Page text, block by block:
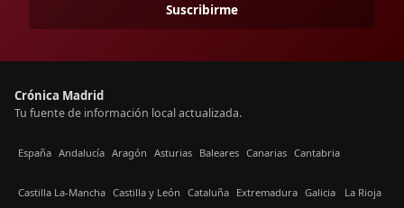
Suscribirme
Crónica Madrid
Tu fuente de información local actualizada.
España Andalucía Aragón Asturias Baleares Canarias Cantabria
Castilla La-Mancha Castilla y León Cataluña Extremadura Galicia La Rioja